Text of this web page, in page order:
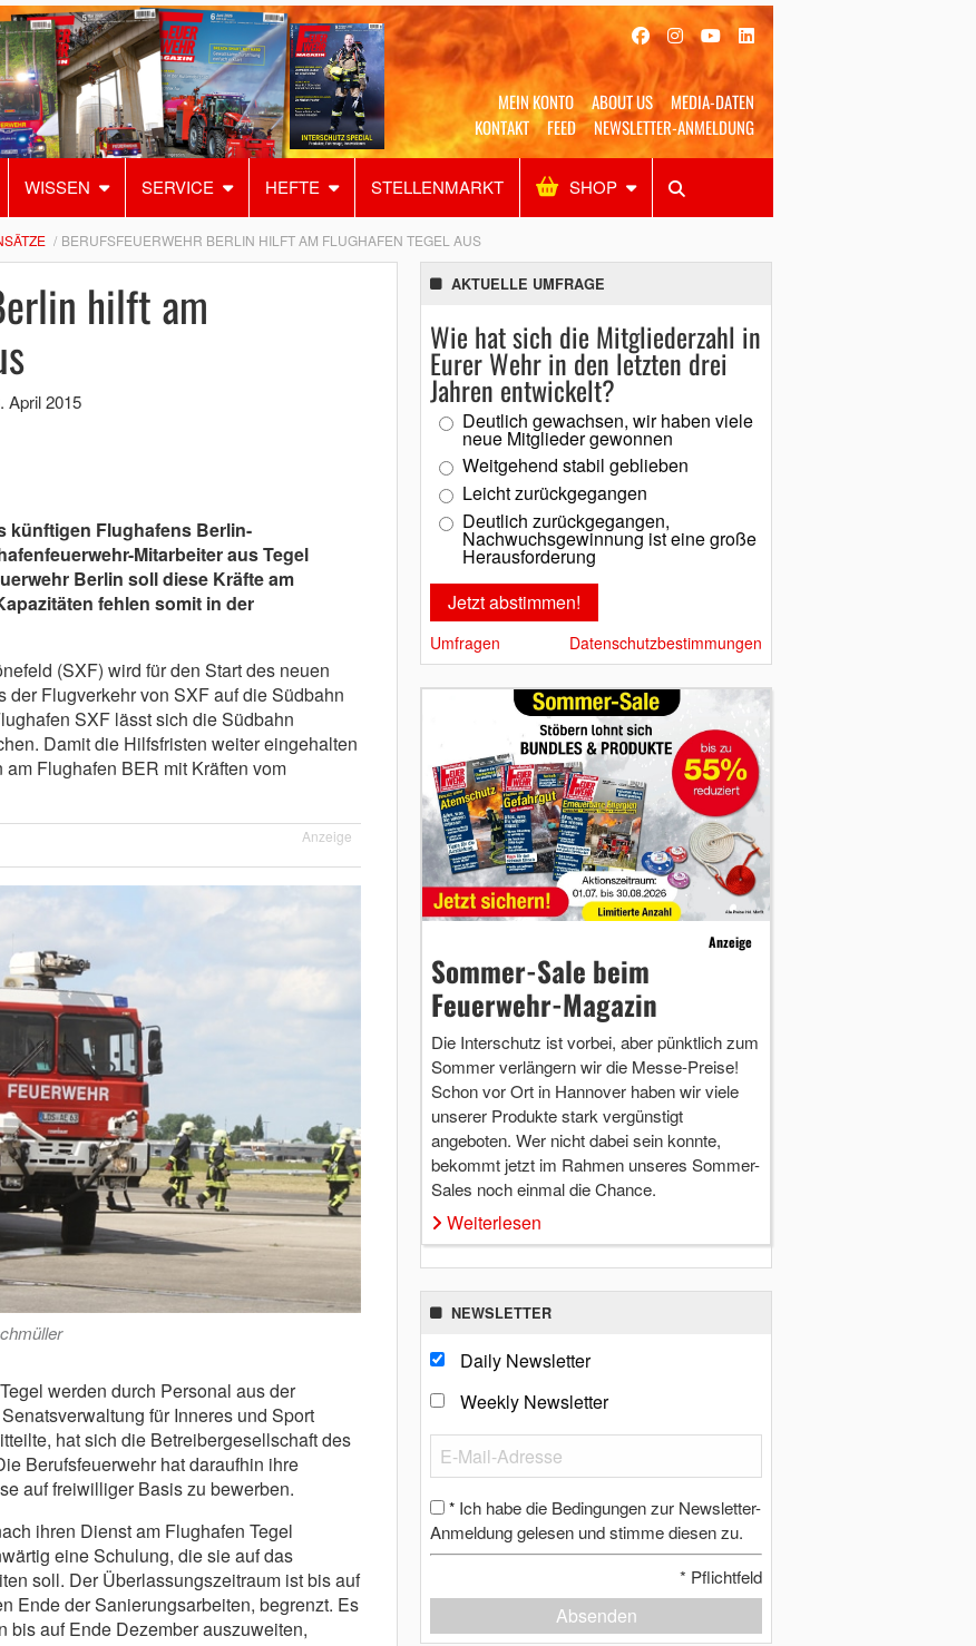
MEIN KONTO ABOUT US
MEDIA-DATEN
KONTAKT
FEED NEWSLETTER-ANMELDUNG
WISSEN SERVICE HEFTE STELLENMARKT SHOP
Alles Shop SUCHEN
BERUFSFEUERWEHR BERLIN HILFT AM FLUGHAFEN TEGEL AUS
hilft am
April 2015
künftigen Flughafens Berlin-
Mitarbeiter aus Tegel
Berlin soll diese Kräfte am
fehlen somit in der
(SXF) wird für den Start des neuen
der Flugverkehr von SXF auf die Südbahn
SXF lässt sich die Südbahn
Damit die Hilfsfristen weiter eingehalten
Flughafen BER mit Kräften vom
Anzeige
werden durch Personal aus der
für Inneres und Sport
hat sich die Betreibergesellschaft des
Berufsfeuerwehr hat daraufhin ihre
auf freiwilliger Basis zu bewerben.
ihren Dienst am Flughafen Tegel
eine Schulung, die sie auf das
soll. Der Überlassungszeitraum ist bis auf
Ende der Sanierungsarbeiten, begrenzt. Es
bis auf Ende Dezember auszuweiten,
AKTUELLE UMFRAGE
Wie hat sich die Mitgliederzahl in
Eurer Wehr in den letzten drei
Jahren entwickelt?
Deutlich gewachsen, wir haben viele
neue Mitglieder gewonnen
Weitgehend stabil geblieben
Leicht zurückgegangen
Deutlich zurückgegangen,
Nachwuchsgewinnung ist eine große
Herausforderung
Umfragen Datenschutzbestimmungen
Anzeige
Sommer-Sale beim
Feuerwehr-Magazin
Die Interschutz ist vorbei, aber pünktlich zum
Sommer verlängern wir die Messe-Preise!
Schon vor Ort in Hannover haben wir viele
unserer Produkte stark vergünstigt
angeboten. Wer nicht dabei sein konnte,
bekommt jetzt im Rahmen unseres Sommer-
Sales noch einmal die Chance.
Weiterlesen
NEWSLETTER
Daily Newsletter
Weekly Newsletter
* Ich habe die Bedingungen zur Newsletter-
Anmeldung gelesen und stimme diesen zu.
* Pflichtfeld
Absenden